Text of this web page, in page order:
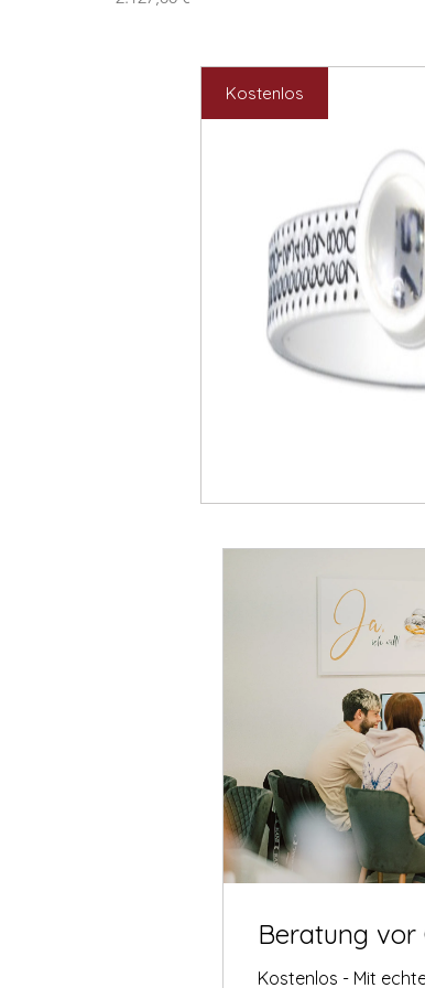
Kostenlos
Beratung vor
Kostenlos - Mit